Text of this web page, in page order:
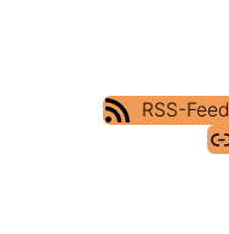
RSS-Feed